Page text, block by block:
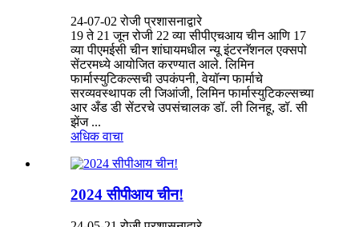
24-07-02 रोजी प्रशासनाद्वारे
19 ते 21 जून रोजी 22 व्या सीपीएचआय चीन आणि 17
व्या पीएमईसी चीन शांघायमधील न्यू इंटरनॅशनल एक्सपो
सेंटरमध्ये आयोजित करण्यात आले. लिमिन
फार्मास्युटिकल्सची उपकंपनी, वेयॉन्ग फार्माचे
सरव्यवस्थापक ली जिआंजी, लिमिन फार्मास्युटिकल्सच्या
आर अँड डी सेंटरचे उपसंचालक डॉ. ली लिनहू, डॉ. सी
झेंज ...
अधिक वाचा
2024 सीपीआय चीन!